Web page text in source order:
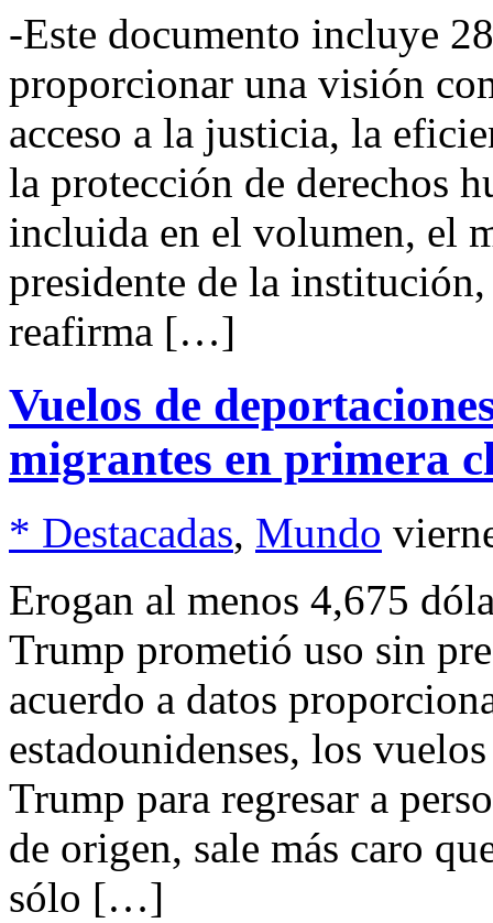
-Este documento incluye
proporcionar una visión
acceso a la justicia, la
la protección de derechos
incluida en el volumen, el
presidente de la
reafirma […]
Vuelos de
migrantes en primera
* Destacadas, Mundo
Erogan al menos 4,675
Trump prometió uso sin
acuerdo a datos
estadounidenses, los
Trump para regresar a
de origen, sale más caro
sólo […]